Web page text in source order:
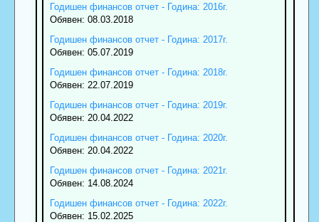
Годишен финансов отчет - Година: 2016г.
Обявен: 08.03.2018
Годишен финансов отчет - Година: 2017г.
Обявен: 05.07.2019
Годишен финансов отчет - Година: 2018г.
Обявен: 22.07.2019
Годишен финансов отчет - Година: 2019г.
Обявен: 20.04.2022
Годишен финансов отчет - Година: 2020г.
Обявен: 20.04.2022
Годишен финансов отчет - Година: 2021г.
Обявен: 14.08.2024
Годишен финансов отчет - Година: 2022г.
Обявен: 15.02.2025